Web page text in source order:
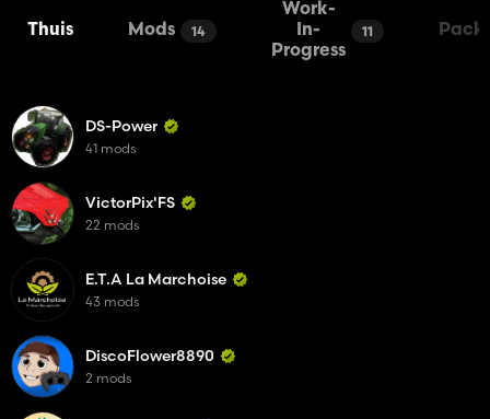
Thuis Mods 14
Work-
In-
Progress
11
DS-Power
41 mods
VictorPix'FS
22 mods
E.T.A La Marchoise
43 mods
DiscoFlower8890
2 mods